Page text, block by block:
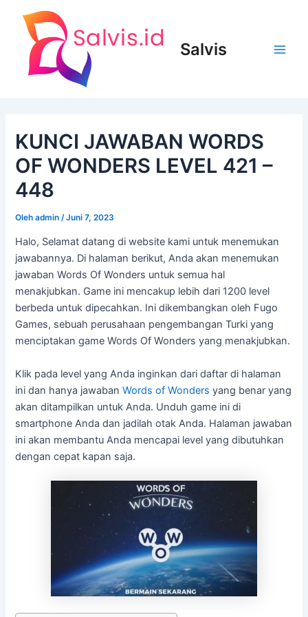
konten
Salvis
KUNCI JAWABAN WORDS
OF WONDERS LEVEL 421 –
448
Olehadmin/Juni 7, 2023
Halo, Selamat datang di website kami untuk menemukan
jawabannya. Di halaman berikut, Anda akan menemukan
jawaban Words Of Wonders untuk semua hal
menakjubkan. Game ini mencakup lebih dari 1200 level
berbeda untuk dipecahkan. Ini dikembangkan oleh Fugo
Games, sebuah perusahaan pengembangan Turki yang
menciptakan game Words Of Wonders yang menakjubkan.
Klik pada level yang Anda inginkan dari daftar di halaman
ini dan hanya jawabanWords of Wonders yang benar yang
akan ditampilkan untuk Anda. Unduh game ini di
smartphone Anda dan jadilah otak Anda. Halaman jawaban
ini akan membantu Anda mencapai level yang dibutuhkan
dengan cepat kapan saja.